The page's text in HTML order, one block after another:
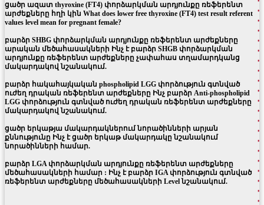
ցածր ազատ thyroxine (FT4) փորձարկման արդյունքը ռեֆերենտ
արժեքները հղի կին What does lower free thyroxine (FT4) test result referent
values level mean for pregnant female?
բարձր SHBG փորձարկման արդյունքը ռեֆերենտ արժեքները
արական մեծահասակների Ինչ է բարձր SHGB փորձարկման
արդյունքը ռեֆերենտ արժեքները չափահաս տղամարդկանց
մակարդակով նշանակում.
բարձր հակահայկական phospholipid LGG փորձություն գտնված
ուժեղ դրական ռեֆերենտ արժեքները Ինչ բարձր Anti-phospholipid
LGG փորձություն գտնված ուժեղ դրական ռեֆերենտ արժեքները
մակարդակով նշանակում.
ցածր երկաթյա մակարդակներում նորածինների արյան
քննությունը Ինչ է ցածր երկաթ մակարդակը նշանակում
նորածինների համար.
բարձր LGA փորձարկման արդյունքը ռեֆերենտ արժեքները
մեծահասակների համար : Ինչ է բարձր IGA փորձություն գտնված
ռեֆերենտ արժեքները մեծահասակների Level նշանակում.